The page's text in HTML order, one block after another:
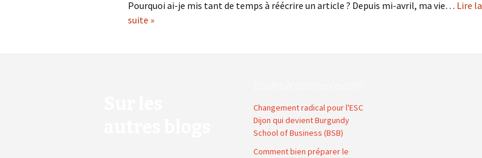
Pourquoi ai-je mis tant de temps à réécrire un article ? Depuis mi-avril, ma vie… Lire la
suite »
Changement radical pour l'ESC
Dijon qui devient Burgundy
School of Business (BSB)
Comment bien préparer le